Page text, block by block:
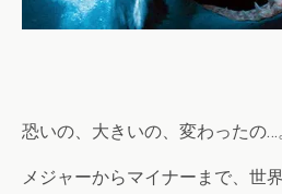
恐いの、大きいの、変わったの…
メジャーからマイナーまで、世